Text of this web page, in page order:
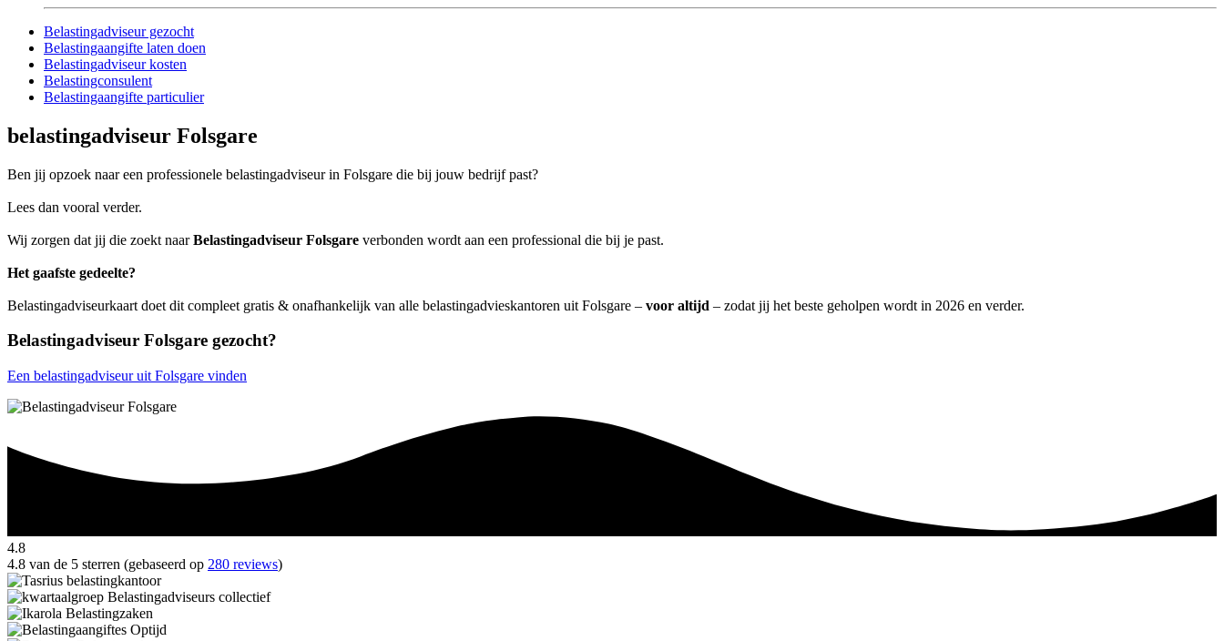
Belastingadviseur gezocht
Belastingaangifte laten doen
Belastingadviseur kosten
Belastingconsulent
Belastingaangifte particulier
belastingadviseur Folsgare
Ben jij opzoek naar een professionele belastingadviseur in Folsgare die bij jouw bedrijf past?
Lees dan vooral verder.
Wij zorgen dat jij die zoekt naarBelastingadviseur Folsgare verbonden wordt aan een professional die bij je past.
Het gaafste gedeelte?
Belastingadviseurkaart doet dit compleet gratis & onafhankelijk van alle belastingadvieskantoren uit Folsgare – voor altijd – zodat jij het beste geholpen wordt in 2026 en verder.
Belastingadviseur Folsgare gezocht?
Een belastingadviseur uit Folsgare vinden
4.8
4.8 van de 5 sterren (gebaseerd op 280 reviews)